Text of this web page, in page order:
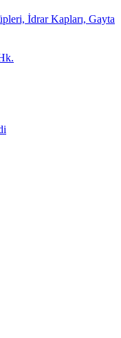
İdrar Kapları, Gayta